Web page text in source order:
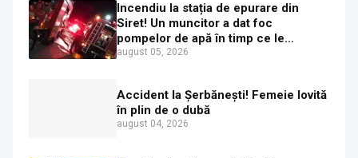
Incendiu la stația de epurare din
Siret! Un muncitor a dat foc
pompelor de apă în timp ce le
alimenta cu combustibil
august 05, 2026
Accident la Șerbănești! Femeie lovită
în plin de o dubă
august 04, 2026